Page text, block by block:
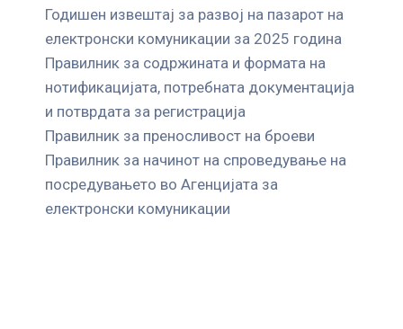
Годишен извештај за развој на пазарот на
електронски комуникации за 2025 година
Правилник за содржината и формата на
нотификацијата, потребната документација
и потврдата за регистрација
Правилник за преносливост на броеви
Правилник за начинот на спроведување на
посредувањето во Агенцијата за
електронски комуникации